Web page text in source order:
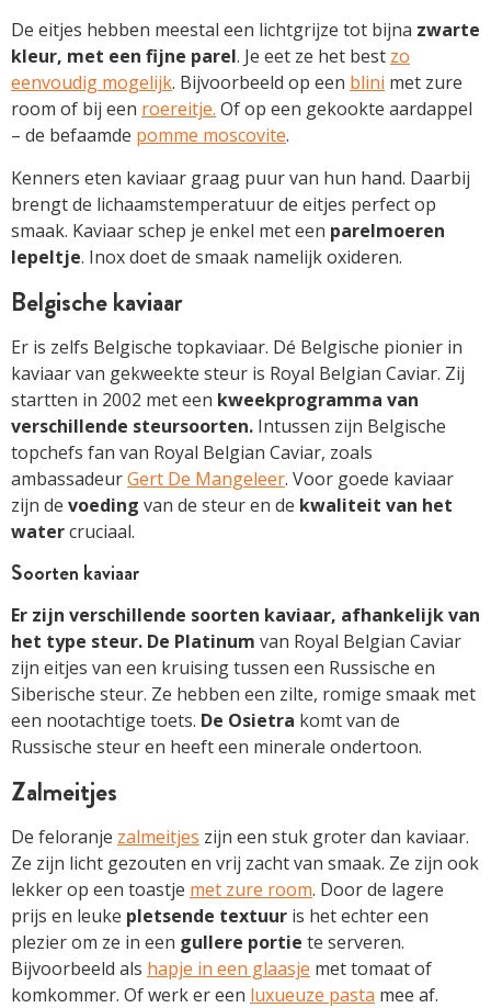
De eitjes hebben meestal een lichtgrijze tot bijna zwarte
kleur, met een fijne parel. Je eet ze het best zo
eenvoudig mogelijk. Bijvoorbeeld op een blini met zure
room of bij een roereitje. Of op een gekookte aardappel
– de befaamde pomme moscovite.
Kenners eten kaviaar graag puur van hun hand. Daarbij
brengt de lichaamstemperatuur de eitjes perfect op
smaak. Kaviaar schep je enkel met een parelmoeren
lepeltje. Inox doet de smaak namelijk oxideren.
Belgische kaviaar
Er is zelfs Belgische topkaviaar. Dé Belgische pionier in
kaviaar van gekweekte steur is Royal Belgian Caviar. Zij
startten in 2002 met een kweekprogramma van
verschillende steursoorten. Intussen zijn Belgische
topchefs fan van Royal Belgian Caviar, zoals
ambassadeurGert De Mangeleer. Voor goede kaviaar
zijn de voeding van de steur en de kwaliteit van het
watercruciaal.
Soorten kaviaar
Er zijn verschillende soorten kaviaar, afhankelijk van
het type steur. De Platinum van Royal Belgian Caviar
zijn eitjes van een kruising tussen een Russische en
Siberische steur. Ze hebben een zilte, romige smaak met
een nootachtige toets. De Osietra komt van de
Russische steur en heeft een minerale ondertoon.
Zalmeitjes
De feloranje zalmeitjes zijn een stuk groter dan kaviaar.
Ze zijn licht gezouten en vrij zacht van smaak. Ze zijn ook
lekker op een toastje met zure room. Door de lagere
prijs en leuke pletsende textuur is het echter een
plezier om ze in een gullere portie te serveren.
Bijvoorbeeld als hapje in een glaasje met tomaat of
komkommer. Of werk er een luxueuze pasta mee af.